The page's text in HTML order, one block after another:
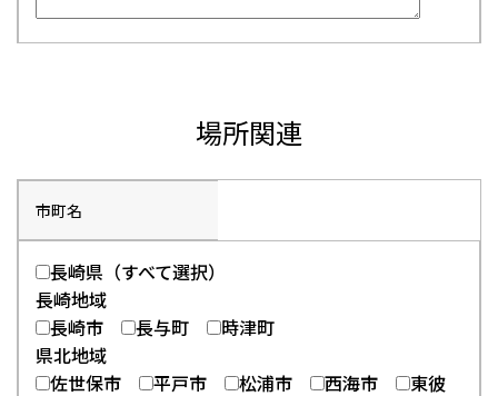
場所関連
市町名
長崎県（すべて選択）
長崎地域
長崎市
長与町
時津町
県北地域
佐世保市
平戸市 松浦市 西海市
東彼